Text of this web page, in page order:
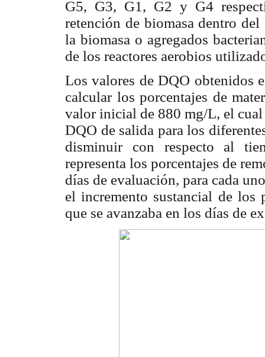
G5, G3, G1, G2 y G4
retención de biomasa dentro
la biomasa o agregados
de los reactores aerobios
Los valores de DQO obtenidos
calcular los porcentajes de
valor inicial de 880 mg/L, el
DQO de salida para los
disminuir con respecto al
representa los porcentajes de
días de evaluación, para cada
el incremento sustancial de los
que se avanzaba en los días de